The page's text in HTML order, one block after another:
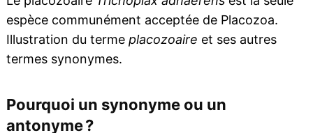
espèce communément acceptée de Placozoa.
Illustration du terme placozoaire et ses autres
termes synonymes.
Pourquoi un synonyme ou un
antonyme ?